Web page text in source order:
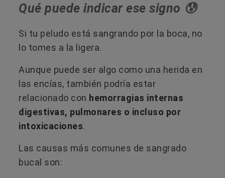
Qué puede indicar ese signo 😰
Si tu peludo está sangrando por la boca, no
lo tomes a la ligera.
Aunque puede ser algo como una herida en
las encías, también podría estar
relacionado con hemorragias internas
digestivas, pulmonares o incluso por
intoxicaciones.
Las causas más comunes de sangrado
bucal son: